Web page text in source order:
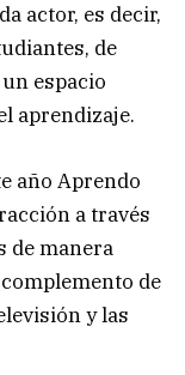
actor, es decir,
de
espacio
aprendizaje.
año Aprendo
a través
de manera
de
y las